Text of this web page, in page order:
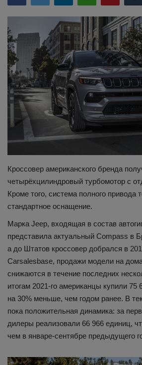
Здоровье
Наука и открытия
Кроссовер американского бренда
четырёхцилиндровый турбомотор с
Кроме того, система полного привода
стандартное оснащение.
Марка Jeep, входящая в состав
представила актуальный Compass в
а до Штатов кроссовер добрался в
Carsalesbase, продажи модели на
снижаются в течение последних
итогам 2021-го американцы купили 75
на 30% меньше, чем годом ранее. В
пока положительная динамика: за
дилеры реализовали 66 966 единиц,
чем в январе-сентябре предыдущего